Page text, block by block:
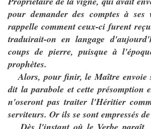
pour demander des comptes à ses
rappelle comment ceux-ci furent
traduirait-on en langage
coups de pierre, puisque à
prophètes.
Alors, pour finir, le Maître envoie
dit la parabole et cette présomption
n'oseront pas traiter l'Héritier
serviteurs. Or ils se sont empressés